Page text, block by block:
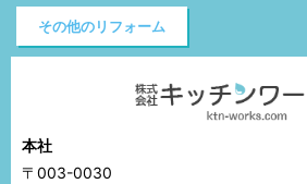
その他のリフォーム
本社
〒003-0030